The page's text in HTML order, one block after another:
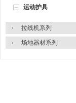
运动护具
拉线机系列
场地器材系列